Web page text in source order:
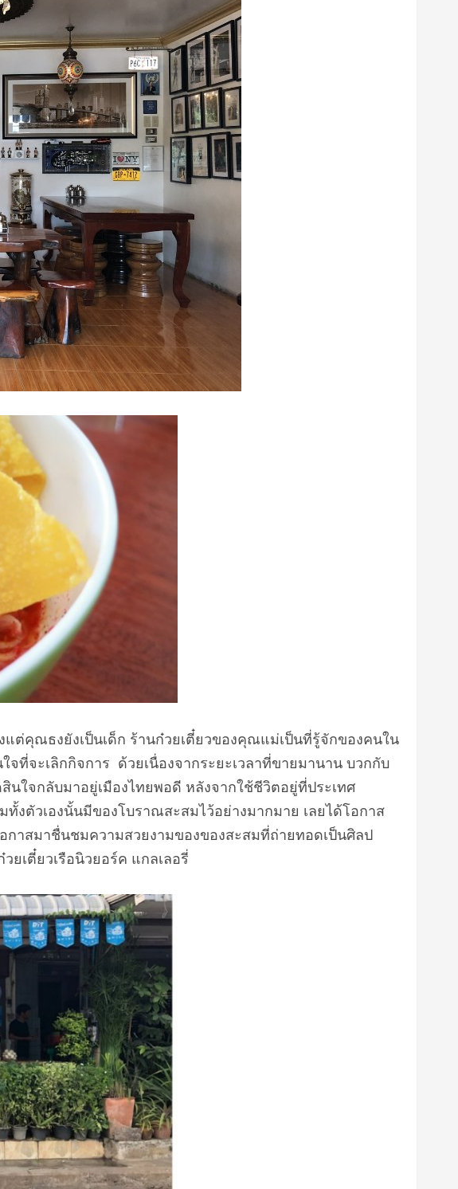
ต่คุณธงยังเป็นเด็ก ร้านก๋วยเตี๋ยวของคุณแม่เป็นที่รู้จักของคนใน
จะเลิกกิจการ ด้วยเนื่องจากระยะเวลาที่ขายมานาน บวกกับ
ใจกลับมาอยู่เมืองไทยพอดี หลังจากใช้ชีวิตอยู่ที่ประเทศ
ตัวเองนั้นมีของโบราณสะสมไว้อย่างมากมาย เลยได้โอกาส
กาสมาชื่นชมความสวยงามของของสะสมที่ถ่ายทอดเป็นศิลป
เตี๋ยวเรือนิวยอร์ค แกลเลอรี่